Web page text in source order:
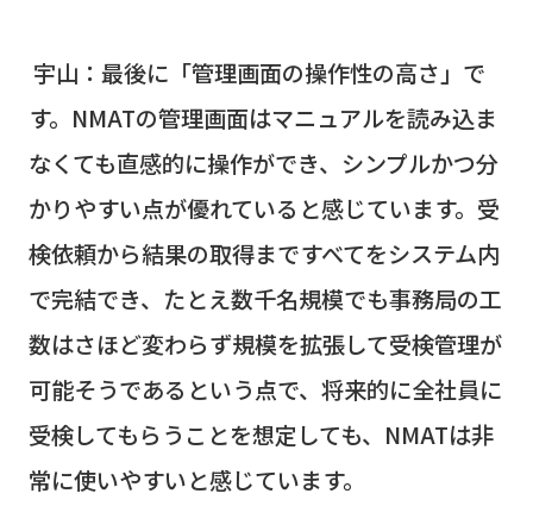
宇山：最後に「管理画面の操作性の高さ」で
す。 NMATの管理画面はマニュアルを読み込ま
なくても直感的に操作ができ、シンプルかつ分
かりやすい点が優れていると感じています。受
検依頼から結果の取得まですべてをシステム内
で完結でき、たとえ数千名規模でも事務局の工
数はさほど変わらず規模を拡張して受検管理が
可能そうであるという点で、将来的に全社員に
受検してもらうことを想定しても、 NMATは非
常に使いやすいと感じています。